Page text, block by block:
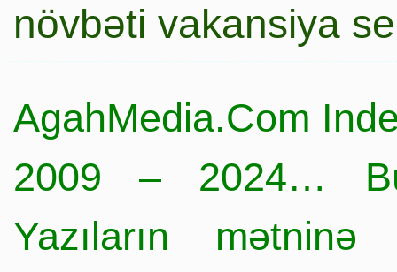
növbəti vakansiya
AgahMedia.Com
2009 – 2024…
Yazıların